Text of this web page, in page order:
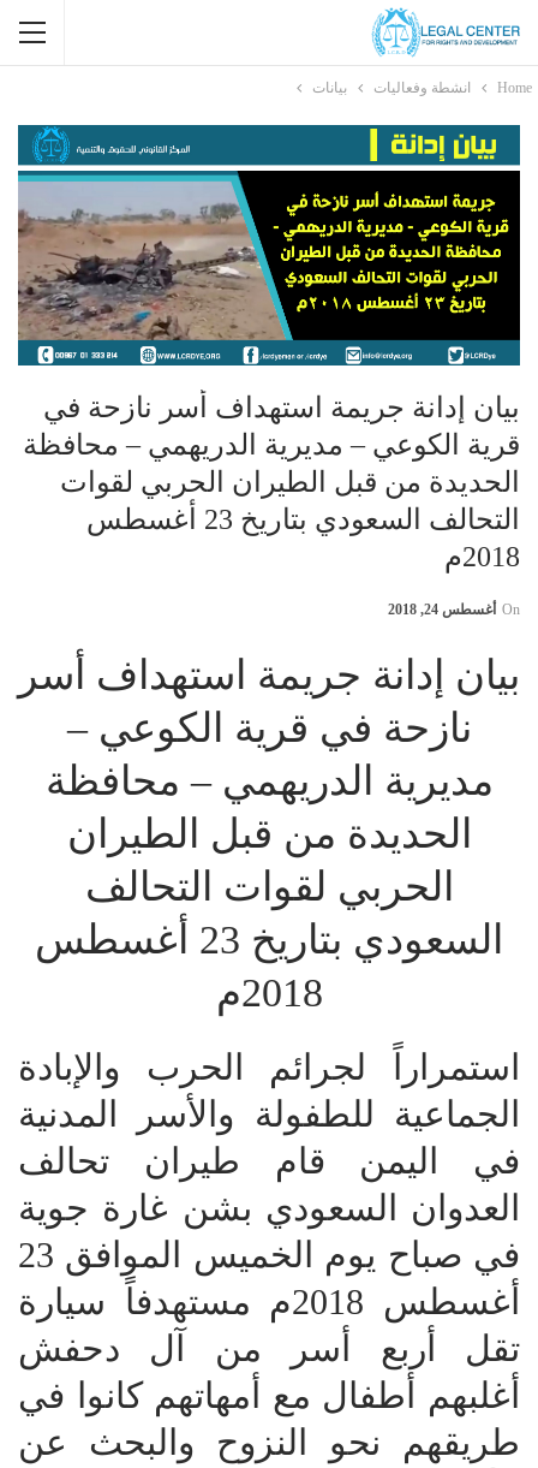
Home انشطة وفعاليات بيانات
بيان إدانة جريمة استهداف أسر نازحة في
قرية الكوعي – مديرية الدريهمي – محافظة
الحديدة من قبل الطيران الحربي لقوات
التحالف السعودي بتاريخ 23 أغسطس
2018م
On أغسطس 24, 2018
بيان إدانة جريمة استهداف أسر
نازحة في قرية الكوعي –
مديرية الدريهمي – محافظة
الحديدة من قبل الطيران
الحربي لقوات التحالف
السعودي بتاريخ 23 أغسطس
2018م
استمراراً لجرائم الحرب والإبادة
الجماعية للطفولة والأسر المدنية
في اليمن قام طيران تحالف
العدوان السعودي بشن غارة جوية
في صباح يوم الخميس الموافق 23
أغسطس 2018م مستهدفاً سيارة
تقل أربع أسر من آل دحفش
أغلبهم أطفال مع أمهاتهم كانوا في
طريقهم نحو النزوح والبحث عن